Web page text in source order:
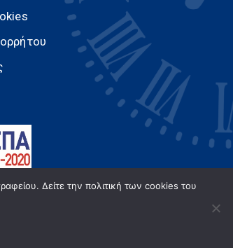
Reserved
Δείτε την πολιτική των cookies του